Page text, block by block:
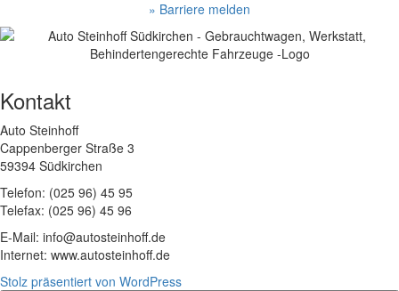
» Barriere melden
Kontakt
Auto Steinhoff
Cappenberger Straße 3
59394 Südkirchen
Telefon: (025 96) 45 95
Telefax: (025 96) 45 96
E-Mail: info@autosteinhoff.de
Internet: www.autosteinhoff.de
Stolz präsentiert von WordPress